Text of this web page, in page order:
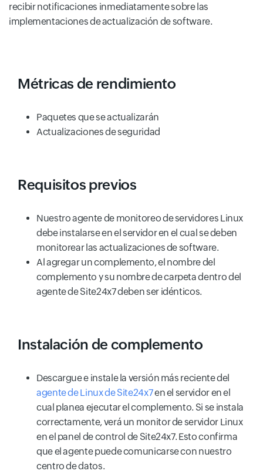
recibir notificaciones inmediatamente sobre las
implementaciones de actualización de software.
Métricas de rendimiento
Paquetes que se actualizarán
Actualizaciones de seguridad
Requisitos previos
Nuestro agente de monitoreo de servidores Linux
debe instalarse en el servidor en el cual se deben
monitorear las actualizaciones de software.
Al agregar un complemento, el nombre del
complemento y su nombre de carpeta dentro del
agente de Site24x7 deben ser idénticos.
Instalación de complemento
Descargue e instale la versión más reciente del
agente de Linux de Site24x7en el servidor en el
cual planea ejecutar el complemento. Si se instala
correctamente, verá un monitor de servidor Linux
en el panel de control de Site24x7. Esto confirma
que el agente puede comunicarse con nuestro
centro de datos.